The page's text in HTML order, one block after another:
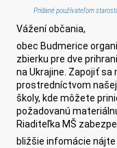
Pridané používateľom
Vážení občania,
obec Budmerice
zbierku pre dve
na Ukrajine. Zapojiť sa
prostredníctvom
školy, kde môžete
požadovanú
Riaditeľka MŠ
bližšie infomácie